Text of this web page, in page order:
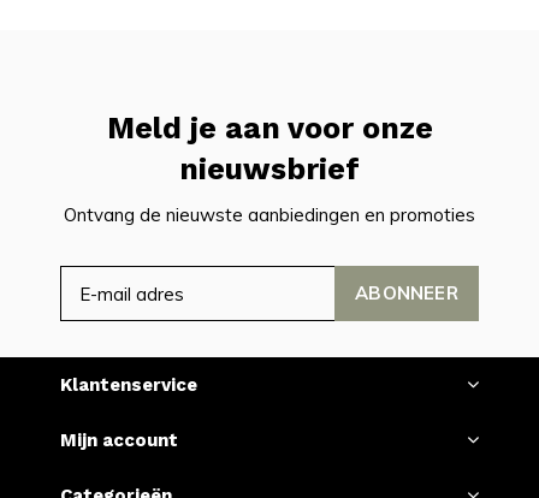
Meld je aan voor onze
nieuwsbrief
Ontvang de nieuwste aanbiedingen en promoties
ABONNEER
Klantenservice
Mijn account